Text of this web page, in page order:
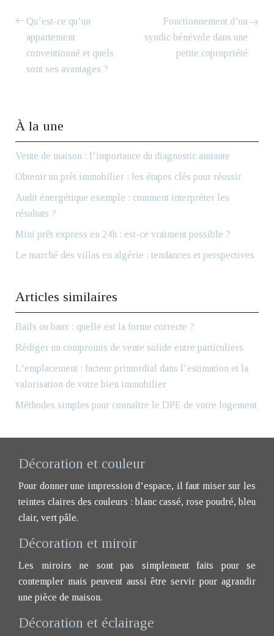
Qu’est-ce qu’un
appartement
conventionné et quels
sont ses avantages ?
Fonctionnement d’un
syndic bénévole dans une
petite copropriété
À la une
Vente de maison : l’importance du diagnostic amiante
Obtenir un prêt immobilier : les étapes clés pour réussir
Audit énergétique exemple : comment interpréter les
résultats ?
Mini prêt express en 24h : est-ce vraiment possible ?
Le marché des villas en algérie : tendances et perspectives
Articles similaires
Bails ou baux : quelle est la forme correcte ?
Rédiger un compromis de vente solide entre particuliers
L’emplacement : facteur primordial dans l’estimation et la
valorisation de votre bien immobilier
Méthodes simples pour connaître le DPE de votre logement
Décoration et couleur
Pour donner une impression d’espace, il faut miser sur les
teintes claires des couleurs : blanc cassé, rose poudré, bleu
clair, vert pâle.
Décoration et miroir
Les miroirs ne sont pas simplement faits pour se
contempler mais peuvent aussi être servir pour agrandir
une pièce de maison.
Décoration et éclairage